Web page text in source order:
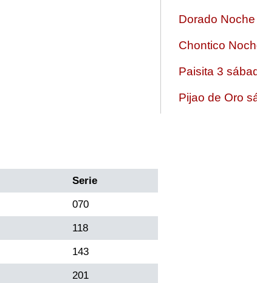
Serie
070
118
143
201
Dorado
Chontico
Paisita 3
Pijao de Oro